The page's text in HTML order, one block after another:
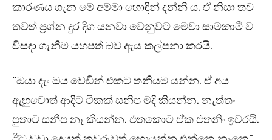
කාරණය ගැන මේ අම්මා හොඳින් දන්නී ය. ඒ නිසා තව
තවත් ප්‍රශ්න දුර දිග යනවා වෙනුවට මෙවා සාමකාමී ව
විසඳා ගැනීම යහපත් බව ඇය කල්පනා කරයි.
“ඔයා දැං ඔය වෙඩින් එකට තනියම යන්න. ඒ අය
ඇහුවොත් ආදිට ටිකක් සනීප මදි කියන්න. නැත්තං
පුතාට සනීප නෑ කියන්න. එතකොට ඒක එතනිං ඉවරයි.